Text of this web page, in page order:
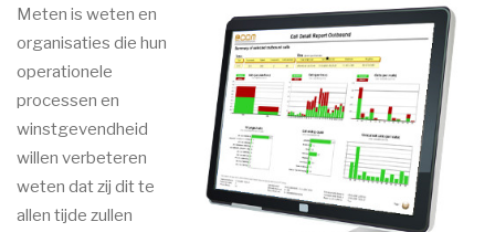
Meten is weten en
organisaties die hun
operationele
processen en
winstgevendheid
willen verbeteren
weten dat zij dit te
allen tijde zullen